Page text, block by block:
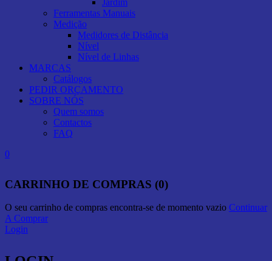
Ferramentas Manuais
Medição
Medidores de Distância
Nível
Nível de Linhas
MARCAS
Catálogos
PEDIR ORÇAMENTO
SOBRE NÓS
Quem somos
Contactos
FAQ
0
CARRINHO DE COMPRAS (0)
O seu carrinho de compras encontra-se de momento vazio Continuar
A Comprar
Login